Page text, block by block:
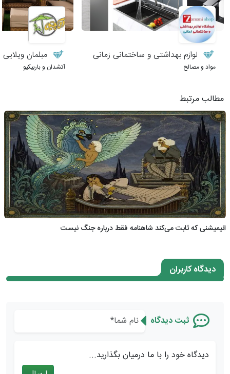
لوازم بهداشتی و ساختمانی زمانی
مواد و مصالح
مبلمان
آتشدان و باربیکیو
مطالب مرتبط
انیمیشنی که ثابت می‌کند شاهنامه فقط درباره جنگ نیست
دیدگاه کاربران
ثبت دیدگاه
دیدگاه خود را با ما درمیان بگذارید...